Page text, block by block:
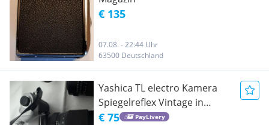
€ 135
07.08. - 22:44 Uhr
63500 Deutschland
Yashica TL electro Kamera
Spiegelreflex Vintage in
Nikon Tasche
€ 75 PayLivery